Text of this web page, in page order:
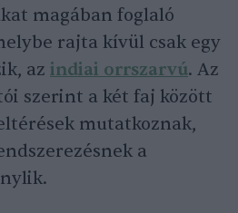
magában foglaló
rajta kívül csak egy
az indiai orrszarvú. Az
szerint a két faj között
mutatkoznak,
a